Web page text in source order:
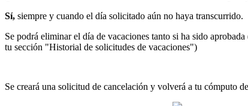
Sí, siempre y cuando el día solicitado aún no haya transcurrido.
Se podrá eliminar el día de vacaciones tanto si ha sido aprobada
tu sección "Historial de solicitudes de vacaciones")
Se creará una solicitud de cancelación y volverá a tu cómputo de